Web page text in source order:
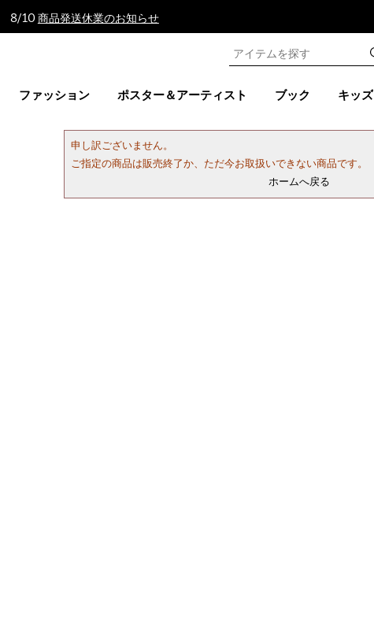
8/10 商品発送休業のお知らせ
ファッション ポスター＆アーティスト ブック キッズ
申し訳ございません。
ご指定の商品は販売終了か、ただ今お取扱いできない商品です。
ホームへ戻る